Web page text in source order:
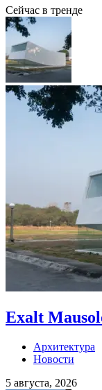
Сейчас в тренде
Exalt
Архитектура
Новости
5 августа, 2026